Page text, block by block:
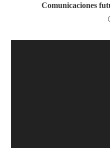
Comunicaciones